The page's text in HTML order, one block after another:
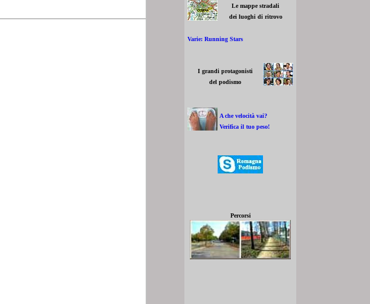
Le mappe stradali
dei luoghi di ritrovo
Varie: Running Stars
I grandi protagonisti
del podismo
A che velocità vai?
Verifica il tuo peso!
Percorsi